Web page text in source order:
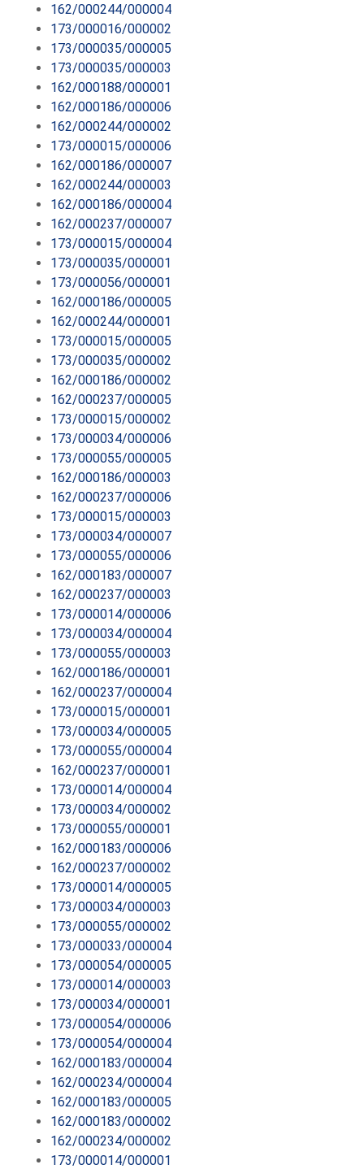
162/000244/000004
173/000016/000002
173/000035/000005
173/000035/000003
162/000188/000001
162/000186/000006
162/000244/000002
173/000015/000006
162/000186/000007
162/000244/000003
162/000186/000004
162/000237/000007
173/000015/000004
173/000035/000001
173/000056/000001
162/000186/000005
162/000244/000001
173/000015/000005
173/000035/000002
162/000186/000002
162/000237/000005
173/000015/000002
173/000034/000006
173/000055/000005
162/000186/000003
162/000237/000006
173/000015/000003
173/000034/000007
173/000055/000006
162/000183/000007
162/000237/000003
173/000014/000006
173/000034/000004
173/000055/000003
162/000186/000001
162/000237/000004
173/000015/000001
173/000034/000005
173/000055/000004
162/000237/000001
173/000014/000004
173/000034/000002
173/000055/000001
162/000183/000006
162/000237/000002
173/000014/000005
173/000034/000003
173/000055/000002
173/000033/000004
173/000054/000005
173/000014/000003
173/000034/000001
173/000054/000006
173/000054/000004
162/000183/000004
162/000234/000004
162/000183/000005
162/000183/000002
162/000234/000002
173/000014/000001